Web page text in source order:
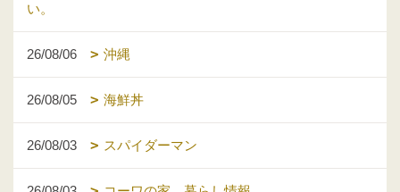
い。
26/08/06 沖縄
26/08/05 海鮮丼
26/08/03 スパイダーマン